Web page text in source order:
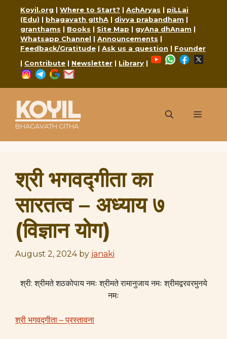
content
Koyil.org | Where to Start? | AchAryas | piLLai
(Edu) | bhagavath gIthA | divya prabandham |
granthams | Books | Site Map | gyAna dhAnam |
Whatsapp Channel | Announcements |
Feedback/Gratitude | Ask us a question | Founder
| Contribute | Newsletter | Library |
YouTubeWhatsApp
Facebook
Instagram
Telegram
Google
KOYIL
BHAGAVATH GITHA
Menu
श्री भगवद्गीता का
सारतत्व – अध्याय ७
(विज्ञान योग)
August 2, 2024 by janaki
श्री: श्रीमते शठकोपाय नमः श्रीमते रामानुजाय नमः श्रीमद्वरवरमुनये
नमः
श्री भगवद्गीता – प्रस्तावना